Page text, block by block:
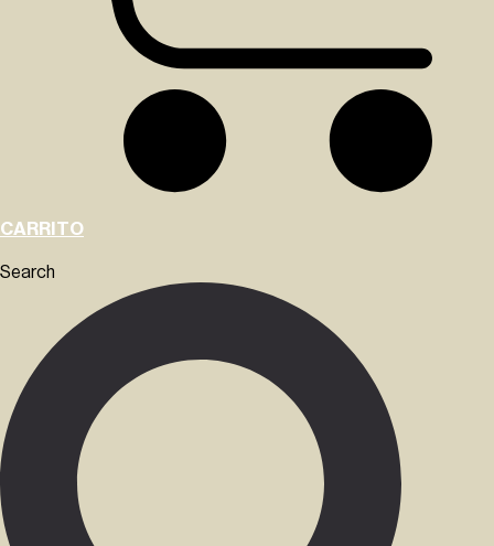
CARRITO
Search